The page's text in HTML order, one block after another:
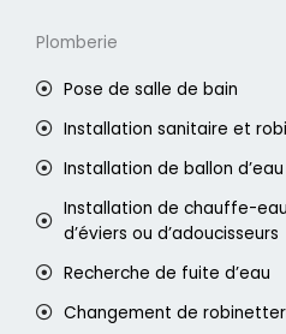
Plomberie
Pose de salle de bain
Installation sanitaire et
Installation de ballon
Installation de chauffe-
d’éviers ou d’adoucisseurs
Recherche de fuite d’eau
Changement de